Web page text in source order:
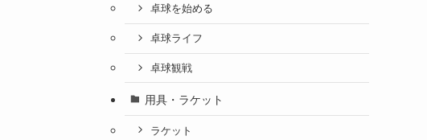
卓球を始める
卓球ライフ
卓球観戦
用具・ラケット
ラケット